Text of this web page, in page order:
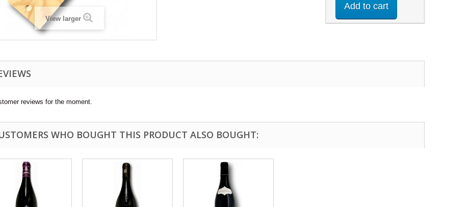
View larger
Add to cart
reviews for the moment.
WHO BOUGHT THIS PRODUCT ALSO BOUGHT: